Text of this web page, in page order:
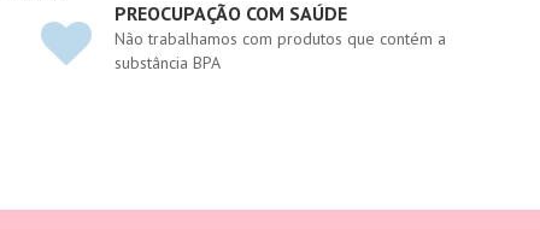
PREOCUPAÇÃO COM SAÚDE
Não trabalhamos com produtos que contém a
substância BPA